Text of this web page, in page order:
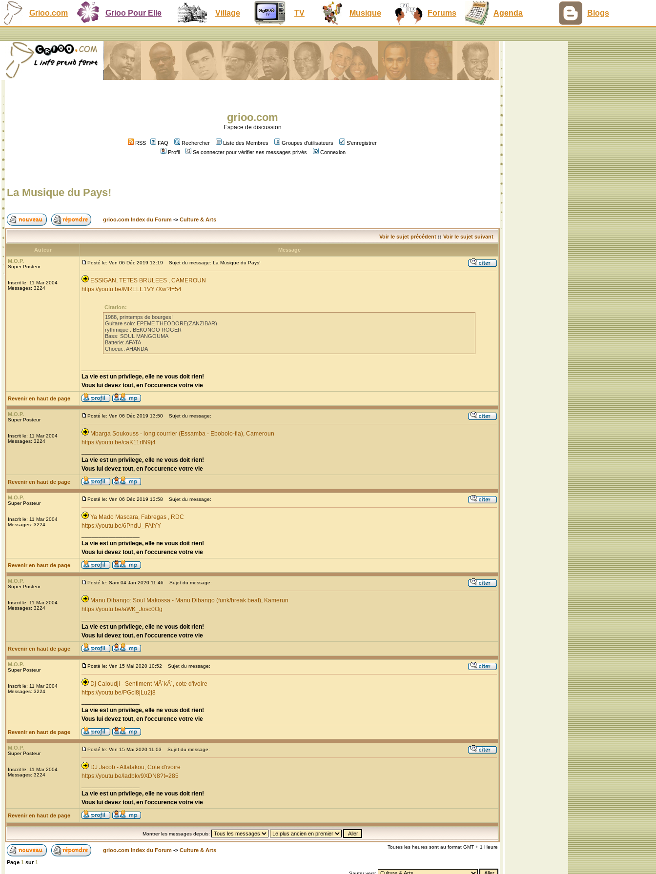
Grioo.com Grioo Pour Elle Village TV Musique Forums Agenda Blogs
grioo.com
Espace de discussion
RSS FAQ Rechercher Liste des Membres Groupes d'utilisateurs
S'enregistrer
Profil
Se connecter pour vérifier ses messages privés Connexion
La Musique du Pays!
grioo.com Index du Forum -> Culture & Arts
Voir le sujet précédent :: Voir le sujet suivant
Auteur
Message
M.O.P.
Super Posteur
Inscrit le: 11 Mar 2004
Messages: 3224
Posté le: Ven 06 Déc 2019 13:19 Sujet du message: La Musique du Pays!
ESSIGAN, TETES BRULEES , CAMEROUN
https://youtu.be/MRELE1VY7Xw?t=54
Citation:
1988, printemps de bourges!
Guitare solo: EPEME THEODORE(ZANZIBAR)
rythmique : BEKONGO ROGER
Bass: SOUL MANGOUMA
Batterie: AFATA
Choeur.: AHANDA
La vie est un privilege, elle ne vous doit rien!
Vous lui devez tout, en l'occurence votre vie
Revenir en haut de page
M.O.P.
Super Posteur
Inscrit le: 11 Mar 2004
Messages: 3224
Posté le: Ven 06 Déc 2019 13:50 Sujet du message:
Mbarga Soukouss - long courrier (Essamba - Ebobolo-fia), Cameroun
https://youtu.be/caK11rIN9j4
La vie est un privilege, elle ne vous doit rien!
Vous lui devez tout, en l'occurence votre vie
Revenir en haut de page
M.O.P.
Super Posteur
Inscrit le: 11 Mar 2004
Messages: 3224
Posté le: Ven 06 Déc 2019 13:58 Sujet du message:
Ya Mado Mascara, Fabregas , RDC
https://youtu.be/6PndU_FAtYY
La vie est un privilege, elle ne vous doit rien!
Vous lui devez tout, en l'occurence votre vie
Revenir en haut de page
M.O.P.
Super Posteur
Inscrit le: 11 Mar 2004
Messages: 3224
Posté le: Sam 04 Jan 2020 11:46 Sujet du message:
Manu Dibango: Soul Makossa - Manu Dibango (funk/break beat), Kamerun
https://youtu.be/aWK_Josc0Og
La vie est un privilege, elle ne vous doit rien!
Vous lui devez tout, en l'occurence votre vie
Revenir en haut de page
M.O.P.
Super Posteur
Inscrit le: 11 Mar 2004
Messages: 3224
Posté le: Ven 15 Mai 2020 10:52 Sujet du message:
Dj Caloudji - Sentiment MÃ´kÃ´, cote d'ivoire
https://youtu.be/PGcI8jLu2j8
La vie est un privilege, elle ne vous doit rien!
Vous lui devez tout, en l'occurence votre vie
Revenir en haut de page
M.O.P.
Super Posteur
Inscrit le: 11 Mar 2004
Messages: 3224
Posté le: Ven 15 Mai 2020 11:03 Sujet du message:
DJ Jacob - Attalakou, Cote d'ivoire
https://youtu.be/Iadbkv9XDN8?t=285
La vie est un privilege, elle ne vous doit rien!
Vous lui devez tout, en l'occurence votre vie
Revenir en haut de page
Montrer les messages depuis:
grioo.com Index du Forum -> Culture & Arts
Toutes les heures sont au format GMT + 1 Heure
Page 1 sur1